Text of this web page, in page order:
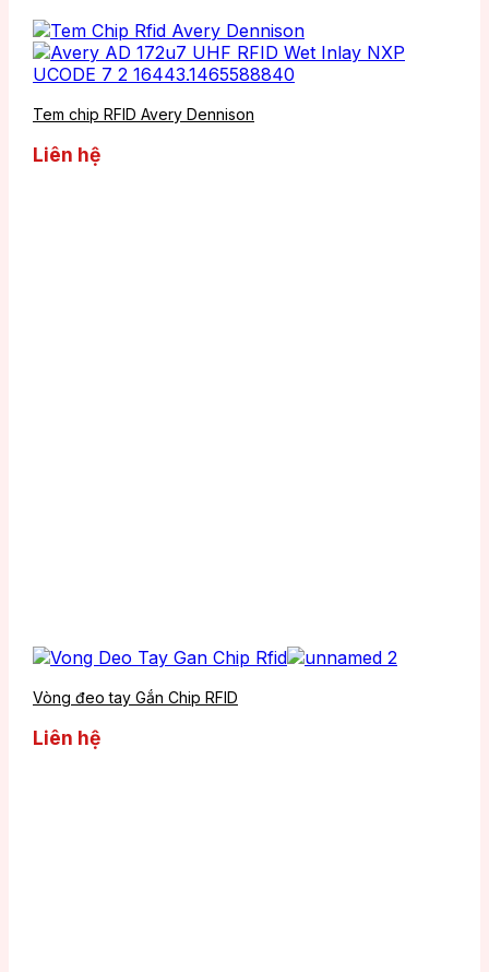
Tem chip RFID Avery Dennison
Liên hệ
Vòng đeo tay Gắn Chip RFID
Liên hệ